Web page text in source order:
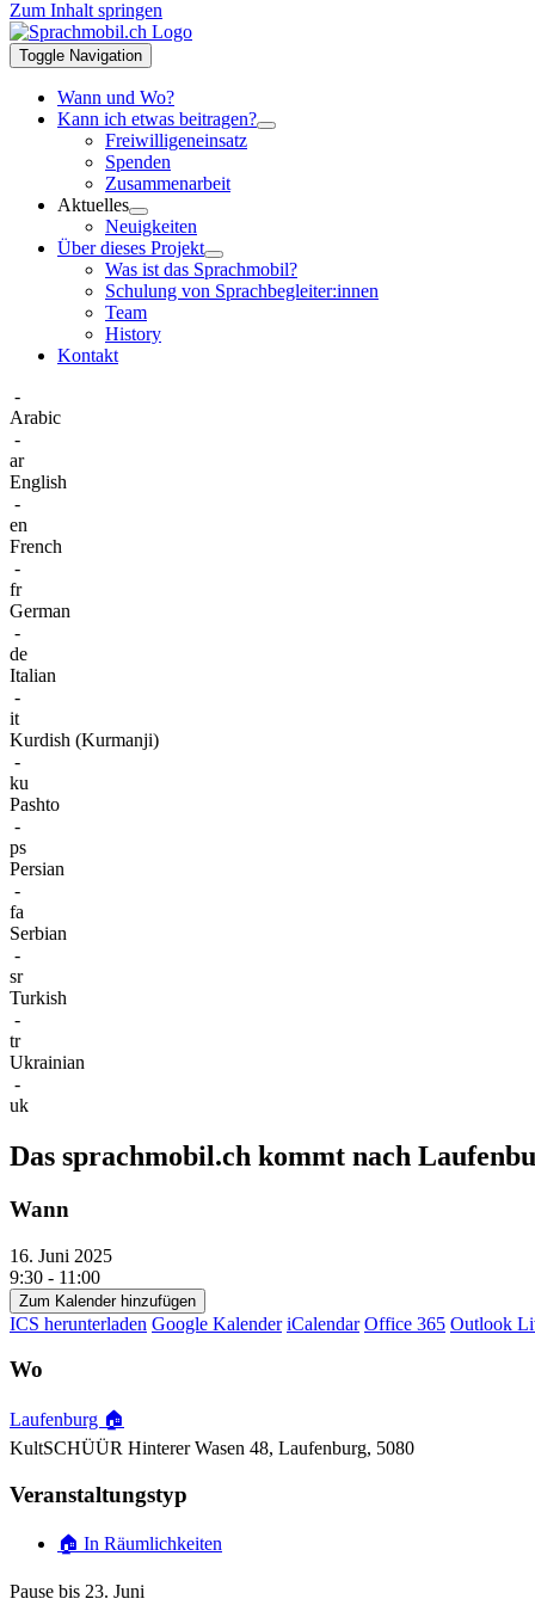
Zum Inhalt springen
Toggle Navigation
Wann und Wo?
Kann ich etwas beitragen?
Freiwilligeneinsatz
Spenden
Zusammenarbeit
Aktuelles
Neuigkeiten
Über dieses Projekt
Was ist das Sprachmobil?
Schulung von Sprachbegleiter:innen
Team
History
Kontakt
-
Arabic
-
ar
English
-
en
French
-
fr
German
-
de
Italian
-
it
Kurdish (Kurmanji)
-
ku
Pashto
-
ps
Persian
-
fa
Serbian
-
sr
Turkish
-
tr
Ukrainian
-
uk
Das sprachmobil.ch kommt nach
Wann
16. Juni 2025
9:30 - 11:00
Zum Kalender hinzufügen
ICS herunterladen Google Kalender iCalendar Office 365 Outlook
Wo
Laufenburg 🏠
KultSCHÜÜR Hinterer Wasen 48, Laufenburg, 5080
Veranstaltungstyp
🏠 In Räumlichkeiten
Pause bis 23. Juni